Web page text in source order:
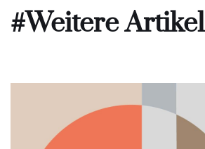
#Weitere Artikel